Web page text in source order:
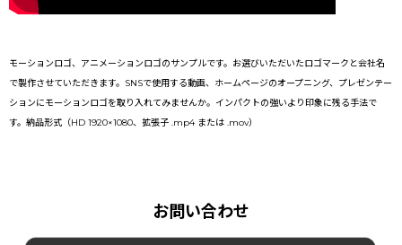
モーションロゴ、アニメーションロゴのサンプルです。お選びいただいたロゴマークと会社名
で製作させていただきます。SNSで使用する動画、ホームページのオープニング、プレゼンテー
ションにモーションロゴを取り入れてみませんか。インパクトの強いより印象に残る手法で
す。納品形式（HD 1920×1080、拡張子 .mp4 または .mov）
お問い合わせ